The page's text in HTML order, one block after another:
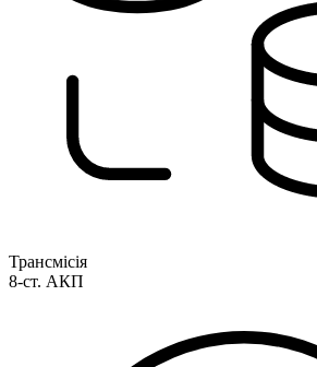
Трансмісія
8-ст. АКП